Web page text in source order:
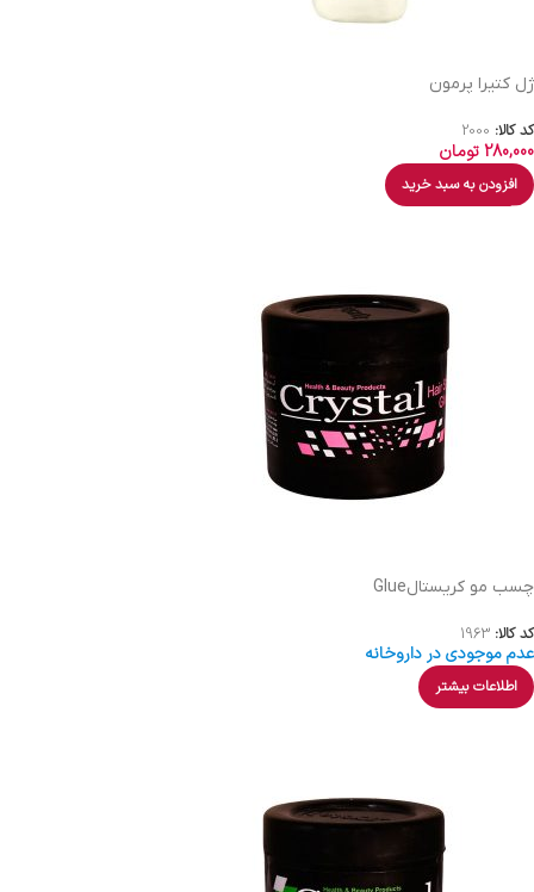
ژل کتیرا پرمون
کد کالا: 2000
280,000تومان
افزودن به سبد خرید
چسب مو کریستالGlue
کد کالا: 1963
عدم موجودی در داروخانه
اطلاعات بیشتر